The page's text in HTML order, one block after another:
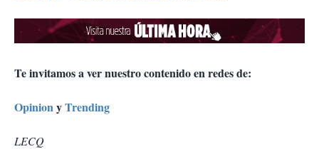
Te invitamos a ver nuestro contenido en redes de:
OpinionyTrending
LECQ